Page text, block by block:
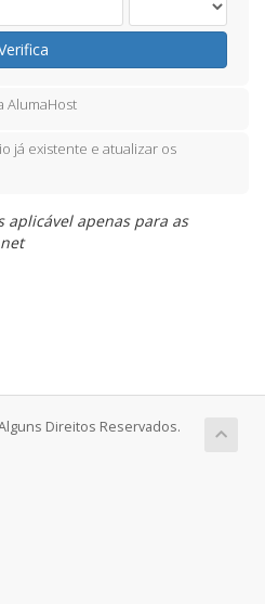
AlumaHost
já existente e atualizar os
aplicável apenas para as
Direitos Reservados.